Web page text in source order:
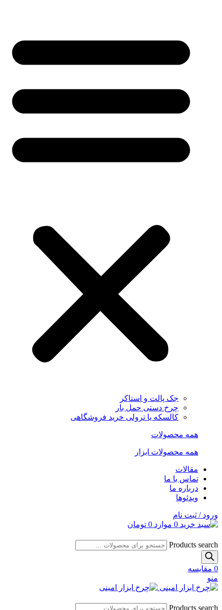
جک پالت و استاکر
چرخ دستی حمل بار
کالسکه یا ترولی خرید فروشگاهی
همه محصولات
همه محصولات ابزار
مقالات
تماس با ما
درباره ما
ویدئوها
ورود / ثبت نام
0 موارد 0 تومان
Products search
0 مقایسه
منو
Products search